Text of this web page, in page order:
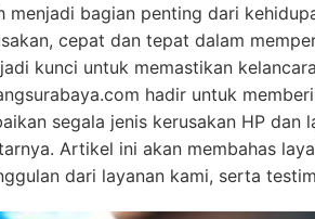
menjadi bagian penting dari
cepat dan tepat dalam
kunci untuk memastikan
hadir untuk
segala jenis kerusakan HP dan
Artikel ini akan membahas
dari layanan kami, serta